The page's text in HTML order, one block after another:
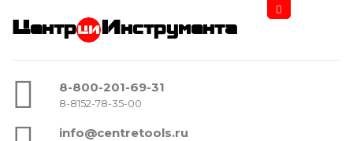
Центр Инструмента
8-800-201-69-31
8-8152-78-35-00
info@centretools.ru